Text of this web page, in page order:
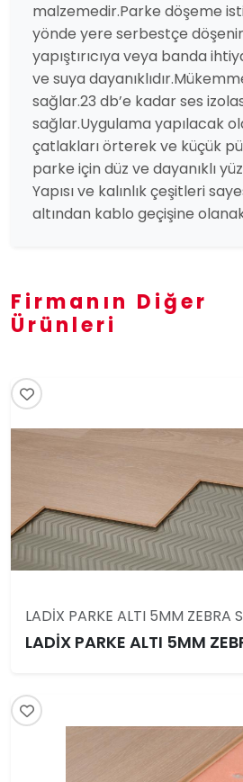
malzemedir.Parke döşeme
yönde yere serbestçe
yapıştırıcıya veya banda
ve suya
sağlar.23 db’e kadar ses
sağlar.Uygulama yapılacak
çatlakları örterek ve küçük
parke için düz ve dayanıklı
Yapısı ve kalınlık çeşitleri
altından kablo geçişine
Firmanın Diğer
Ürünleri
LADİX PARKE ALTI 5MM ZEBRA
LADİX PARKE ALTI 5MM